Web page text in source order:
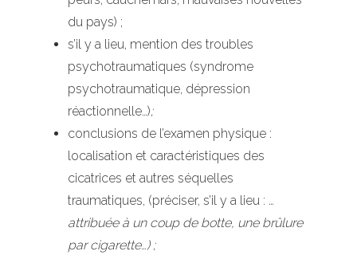
du pays) ;
s’il y a lieu, mention des troubles
psychotraumatiques (syndrome
psychotraumatique, dépression
réactionnelle…);
conclusions de l’examen physique :
localisation et caractéristiques des
cicatrices et autres séquelles
traumatiques, (préciser, s’il y a lieu : …
attribuée à un coup de botte, une brûlure
par cigarette…) ;